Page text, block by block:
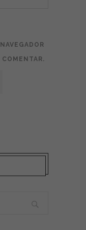
COMENTAR.